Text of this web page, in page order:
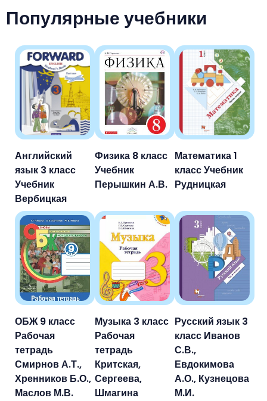
Популярные учебники
Английский
язык 3 класс
Учебник
Вербицкая
Физика 8 класс
Учебник
Перышкин А.В.
Математика 1
класс Учебник
Рудницкая
ОБЖ 9 класс
Рабочая
тетрадь
Смирнов А.Т.,
Хренников Б.О.,
Маслов М.В.
Музыка 3 класс
Рабочая
тетрадь
Критская,
Сергеева,
Шмагина
Русский язык 3
класс Иванов
С.В.,
Евдокимова
А.О., Кузнецова
М.И.